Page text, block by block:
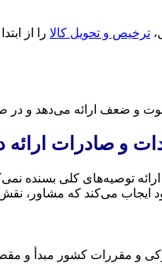
ترخیص و تحویل کالا را از
و ضعف ارائه می‌دهد و در
و صادرات ارائه
توصیه‌های کلی بسنده
می‌کند که مشاور، نقش
و مقررات کشور مبدأ و